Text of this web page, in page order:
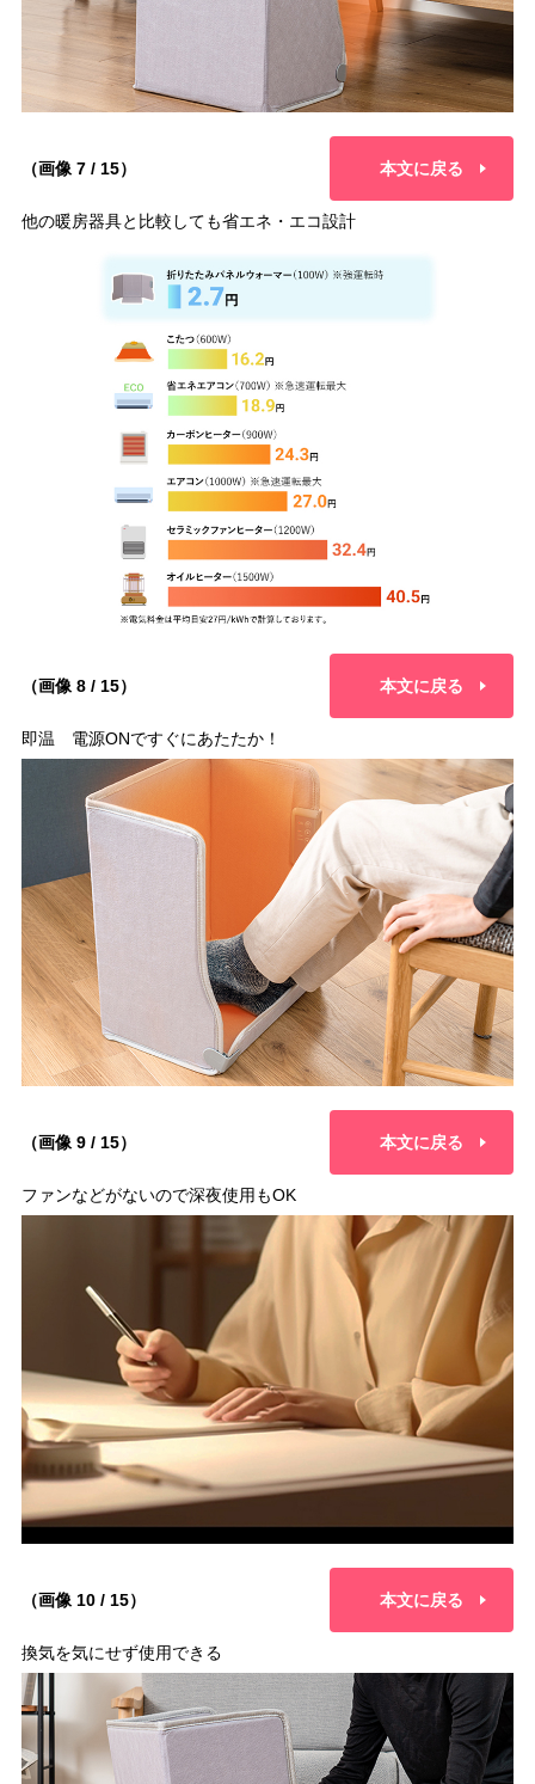
（画像 7 / 15） 本文に戻る
他の暖房器具と比較しても省エネ・エコ設計
（画像 8 / 15） 本文に戻る
即温 電源ONですぐにあたたか！
（画像 9 / 15） 本文に戻る
ファンなどがないので深夜使用もOK
（画像 10 / 15） 本文に戻る
換気を気にせず使用できる